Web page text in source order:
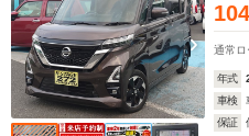
104
通常ロ
年式
車検
保証